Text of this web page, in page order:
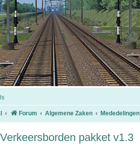
Forum Algemene Zaken Mededelingen
pakket v1.3